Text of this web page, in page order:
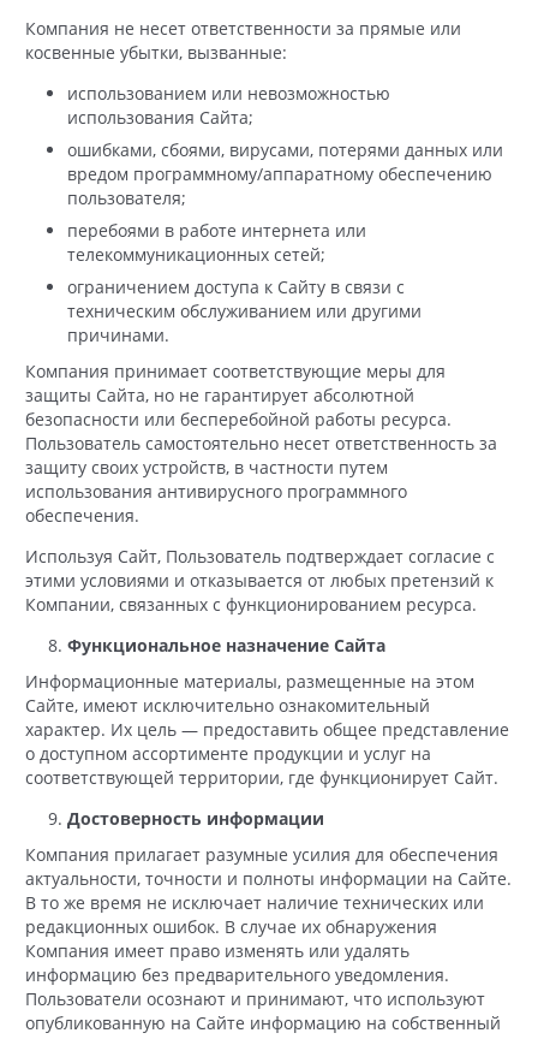
Компания не несет ответственности за прямые или
косвенные убытки, вызванные:
использованием или невозможностью
использования Сайта;
ошибками, сбоями, вирусами, потерями данных или
вредом программному/аппаратному обеспечению
пользователя;
перебоями в работе интернета или
телекоммуникационных сетей;
ограничением доступа к Сайту в связи с
техническим обслуживанием или другими
причинами.
Компания принимает соответствующие меры для
защиты Сайта, но не гарантирует абсолютной
безопасности или бесперебойной работы ресурса.
Пользователь самостоятельно несет ответственность за
защиту своих устройств, в частности путем
использования антивирусного программного
обеспечения.
Используя Сайт, Пользователь подтверждает согласие с
этими условиями и отказывается от любых претензий к
Компании, связанных с функционированием ресурса.
Функциональное назначение Сайта
Информационные материалы, размещенные на этом
Сайте, имеют исключительно ознакомительный
характер. Их цель — предоставить общее представление
о доступном ассортименте продукции и услуг на
соответствующей территории, где функционирует Сайт.
Достоверность информации
Компания прилагает разумные усилия для обеспечения
актуальности, точности и полноты информации на Сайте.
В то же время не исключает наличие технических или
редакционных ошибок. В случае их обнаружения
Компания имеет право изменять или удалять
информацию без предварительного уведомления.
Пользователи осознают и принимают, что используют
опубликованную на Сайте информацию на собственный